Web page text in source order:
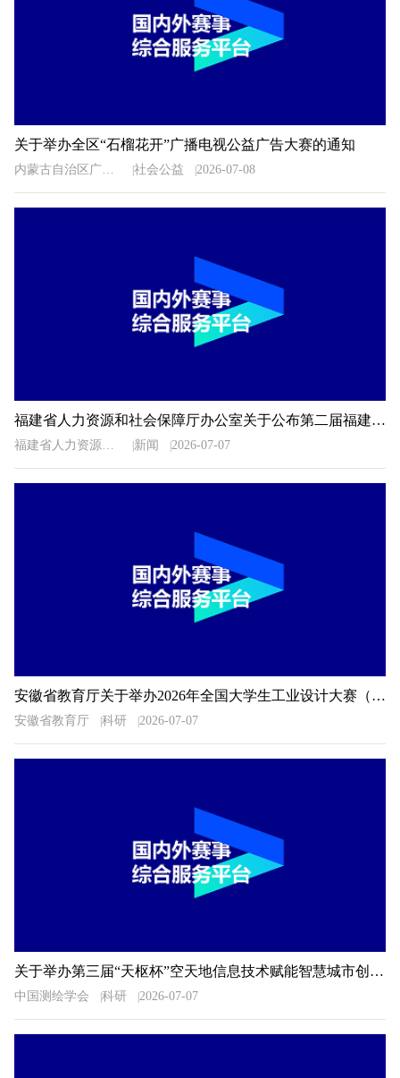
关于举办全区“石榴花开”广播电视公益广告大赛的通知
内蒙古自治区广播电视局 社会公益 2026-07-08
福建省人力资源和社会保障厅办公室关于公布第二届福建省“青春之歌”创业创新大赛获奖名单的通知
福建省人力资源和社会保障厅办公室 新闻 2026-07-07
安徽省教育厅关于举办2026年全国大学生工业设计大赛（安徽赛区）的通知
安徽省教育厅 科研 2026-07-07
关于举办第三届“天枢杯”空天地信息技术赋能智慧城市创新应用大赛的通知
中国测绘学会 科研 2026-07-07